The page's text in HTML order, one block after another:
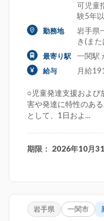
可児童
験5年
勤務地
岩手県
き(ま
最寄り駅 一関駅
給与 月給
○児童発達支援および
害や発達に特性のあ
として、1日およ...
期限： 2026年10月
岩手県 一関市